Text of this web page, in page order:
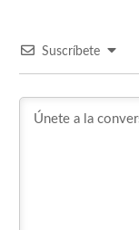
Suscríbete